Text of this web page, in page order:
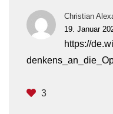
Christian
19. Januar
https://
3